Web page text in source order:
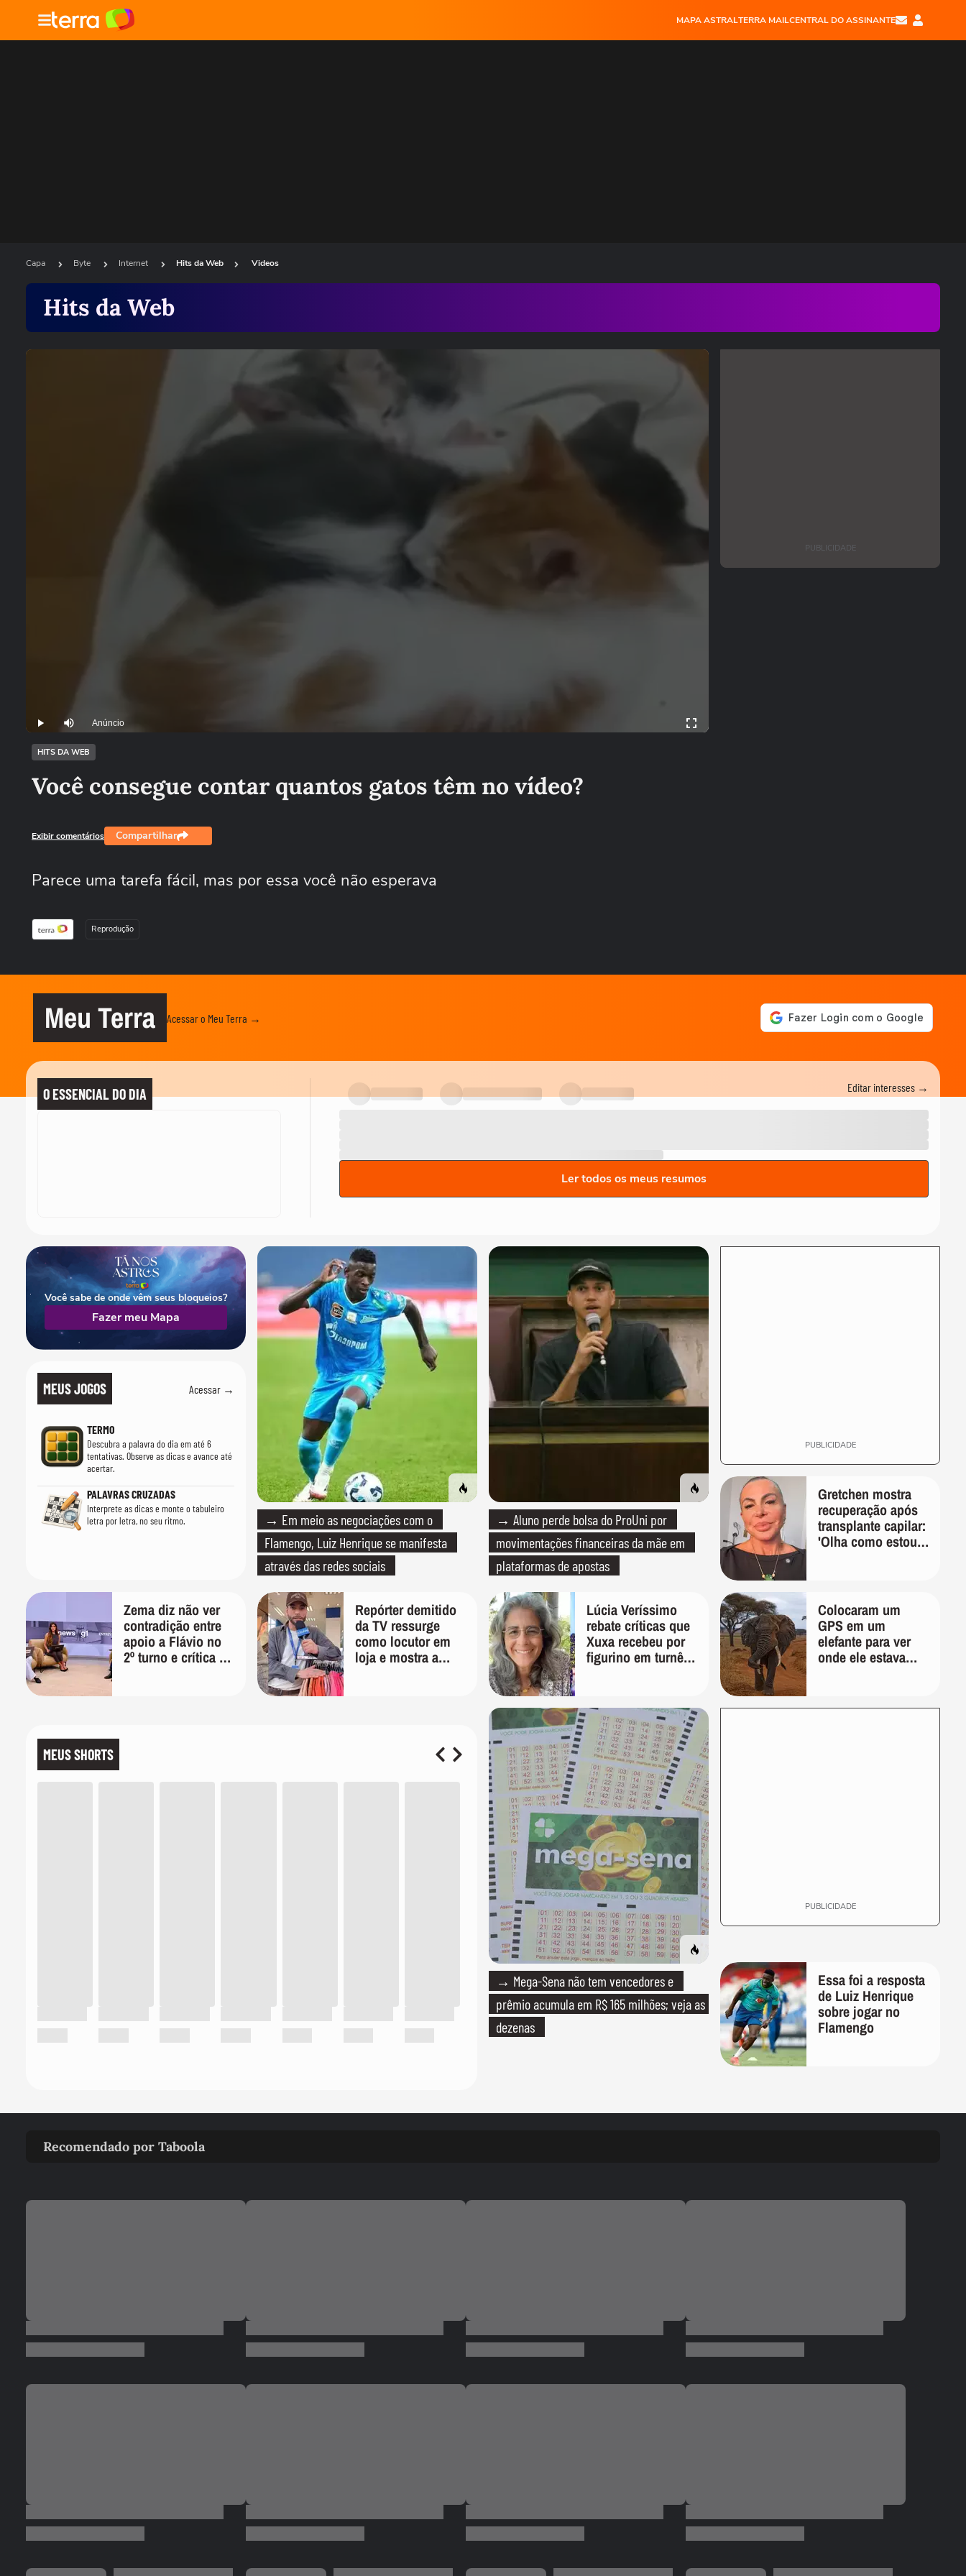
MAPA ASTRALTERRA MAILCENTRAL DO ASSINANTE
Capa Byte Internet Hits da Web Videos
Hits da Web
Play Mutar Anúncio
HITS DA WEB
Você consegue contar quantos gatos têm no vídeo?
Exibir comentários Compartilhar
Parece uma tarefa fácil, mas por essa você não esperava
Reprodução
PUBLICIDADE
Meu Terra Acessar o Meu Terra →
O ESSENCIAL DO DIA Editar interesses →
Ler todos os meus resumos
MEUS JOGOS Acessar →
TERMO
Descubra a palavra do dia em até 6
tentativas. Observe as dicas e avance até
acertar.
PALAVRAS CRUZADAS
Interprete as dicas e monte o tabuleiro
letra por letra, no seu ritmo.
→ Em meio as negociações com o
Flamengo, Luiz Henrique se manifesta
através das redes sociais
→ Aluno perde bolsa do ProUni por
movimentações financeiras da mãe em
plataformas de apostas
PUBLICIDADE
→ Mega-Sena não tem vencedores e
prêmio acumula em R$ 165 milhões; veja as
dezenas
Gretchen mostra
recuperação após
transplante capilar:
'Olha como estou
Zema diz não ver
contradição entre
apoio a Flávio no
2º turno e crítica ao
Repórter demitido
da TV ressurge
como locutor em
loja e mostra a
Lúcia Veríssimo
rebate críticas que
Xuxa recebeu por
figurino em turnê:
Colocaram um
GPS em um
elefante para ver
onde ele estava
desenhou um
MEUS SHORTS
PUBLICIDADE
Você sabe de onde vêm seus bloqueios?
Fazer meu Mapa
Essa foi a resposta
de Luiz Henrique
sobre jogar no
Flamengo
Recomendado por Taboola